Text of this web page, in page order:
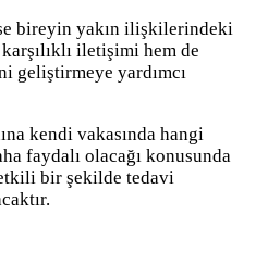
bireyin yakın ilişkilerindeki
iletişimi hem de
geliştirmeye yardımcı
kendi vakasında hangi
faydalı olacağı konusunda
bir şekilde tedavi